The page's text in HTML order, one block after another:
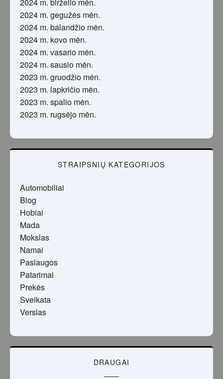
2024 m. birželio mėn.
2024 m. gegužės mėn.
2024 m. balandžio mėn.
2024 m. kovo mėn.
2024 m. vasario mėn.
2024 m. sausio mėn.
2023 m. gruodžio mėn.
2023 m. lapkričio mėn.
2023 m. spalio mėn.
2023 m. rugsėjo mėn.
STRAIPSNIŲ KATEGORIJOS
Automobiliai
Blog
Hobiai
Mada
Mokslas
Namai
Paslaugos
Patarimai
Prekės
Sveikata
Verslas
DRAUGAI